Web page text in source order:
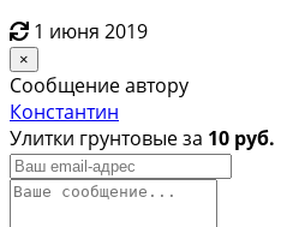
1 июня 2019
×
Сообщение автору
Константин
Улитки грунтовые за 10 руб.